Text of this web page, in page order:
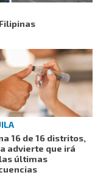
16 de 16 distritos,
advierte que irá
últimas